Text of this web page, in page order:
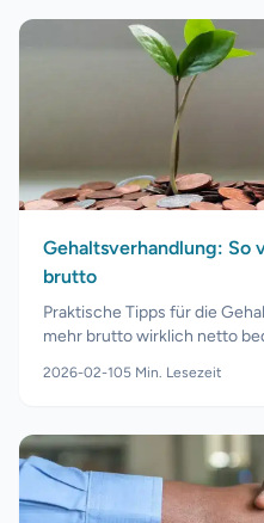
Gehaltsverhandlung: So
brutto
Praktische Tipps für die
mehr brutto wirklich netto
2026-02-105 Min. Lesezeit